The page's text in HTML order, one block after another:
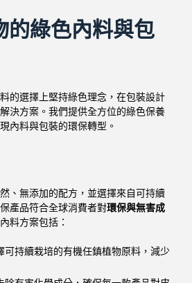
的綠色內料與包
的選擇上堅持綠色理念，在包裝設計
決方案。我們提供全方位的綠色保養
內料與包裝的環保轉型。
、無添加的配方，並選擇來自可持續
產品符合全球消費者對環保與無害成
料方案包括：
可持續栽培的有機任鎮植物原料，減少